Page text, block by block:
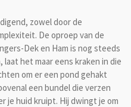
zowel door de
De oproep van de
Dek en Ham is nog steeds
laat het maar eens kraken in die
om er een pond gehakt
een bundel die verzen
je huid kruipt. Hij dwingt je om